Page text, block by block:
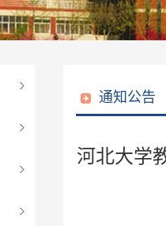
通知公告
河北大学